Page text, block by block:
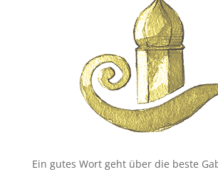
Ein gutes Wort geht über die beste